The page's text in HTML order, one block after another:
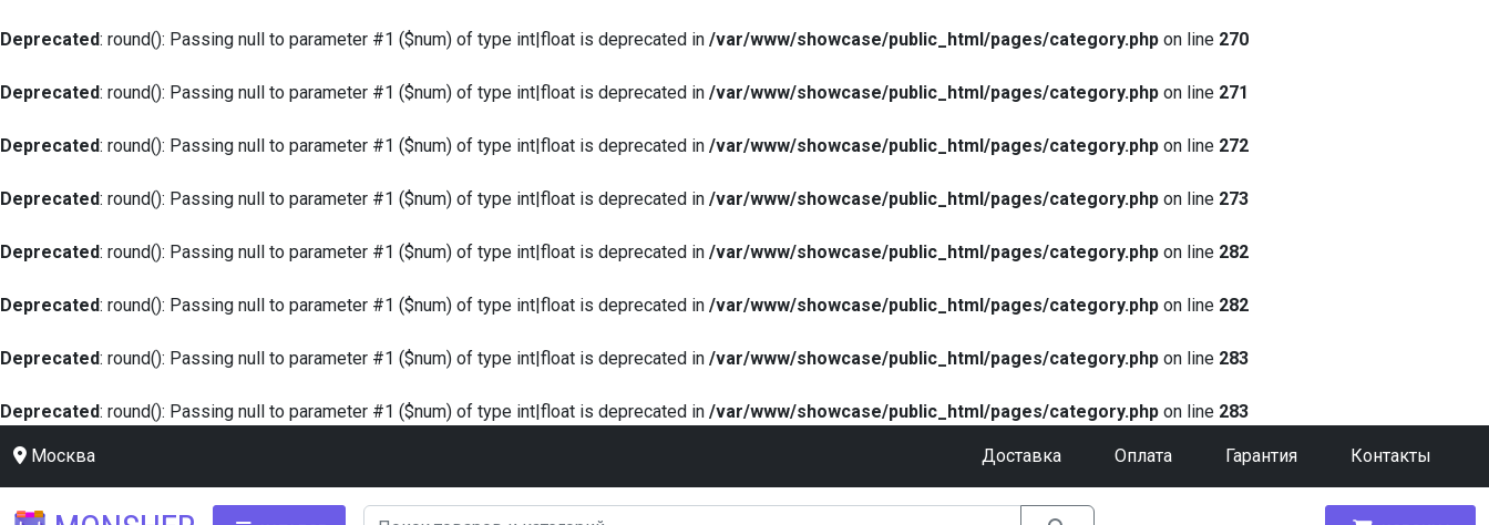
Deprecated: round(): Passing null to parameter #1 ($num) of type int|float is deprecated in /var/www/showcase/public_html/pages/category.php on line 270
Deprecated: round(): Passing null to parameter #1 ($num) of type int|float is deprecated in /var/www/showcase/public_html/pages/category.php on line 271
Deprecated: round(): Passing null to parameter #1 ($num) of type int|float is deprecated in /var/www/showcase/public_html/pages/category.php on line 272
Deprecated: round(): Passing null to parameter #1 ($num) of type int|float is deprecated in /var/www/showcase/public_html/pages/category.php on line 273
Deprecated: round(): Passing null to parameter #1 ($num) of type int|float is deprecated in /var/www/showcase/public_html/pages/category.php on line 282
Deprecated: round(): Passing null to parameter #1 ($num) of type int|float is deprecated in /var/www/showcase/public_html/pages/category.php on line 282
Deprecated: round(): Passing null to parameter #1 ($num) of type int|float is deprecated in /var/www/showcase/public_html/pages/category.php on line 283
Deprecated: round(): Passing null to parameter #1 ($num) of type int|float is deprecated in /var/www/showcase/public_html/pages/category.php on line 283
Москва Доставка Оплата Гарантия Контакты